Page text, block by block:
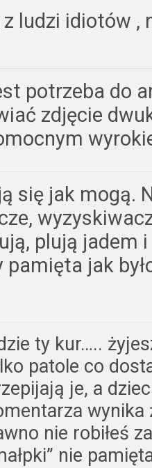
z ludzi idiotów ,
potrzeba do
zdjęcie
się jak mogą.
plują jadem
pamięta jak
ty kur…..
patole co
je, a
wynika
nie robiłeś
nie